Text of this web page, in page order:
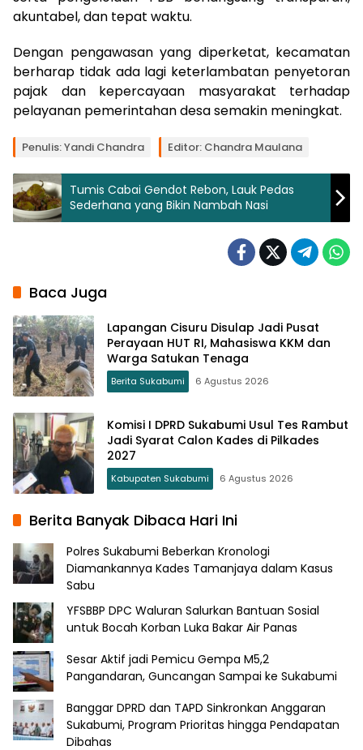
akuntabel, dan tepat waktu.
Dengan pengawasan yang diperketat, kecamatan
berharap tidak ada lagi keterlambatan penyetoran
pajak dan kepercayaan masyarakat terhadap
pelayanan pemerintahan desa semakin meningkat.
Penulis: Yandi Chandra Editor: Chandra Maulana
Tumis Cabai Gendot Rebon, Lauk Pedas
Sederhana yang Bikin Nambah Nasi
Baca Juga
Lapangan Cisuru Disulap Jadi Pusat
Perayaan HUT RI, Mahasiswa KKM dan
Warga Satukan Tenaga
Berita Sukabumi 6 Agustus 2026
Komisi I DPRD Sukabumi Usul Tes Rambut
Jadi Syarat Calon Kades di Pilkades
2027
Kabupaten Sukabumi 6 Agustus 2026
Berita Banyak Dibaca Hari Ini
Polres Sukabumi Beberkan Kronologi
Diamankannya Kades Tamanjaya dalam Kasus
Sabu
YFSBBP DPC Waluran Salurkan Bantuan Sosial
untuk Bocah Korban Luka Bakar Air Panas
Sesar Aktif jadi Pemicu Gempa M5,2
Pangandaran, Guncangan Sampai ke Sukabumi
Banggar DPRD dan TAPD Sinkronkan Anggaran
Sukabumi, Program Prioritas hingga Pendapatan
Dibahas